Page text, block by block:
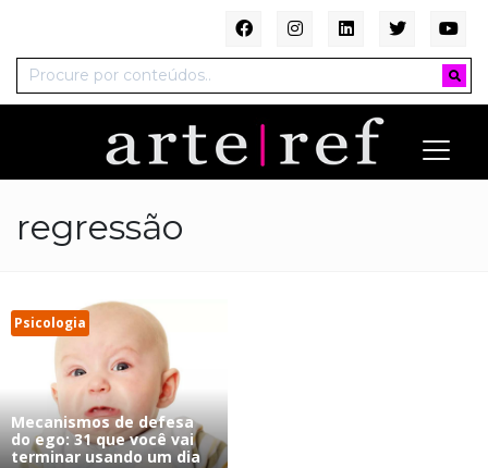
regressão
Psicologia
Mecanismos de defesa
do ego: 31 que você vai
terminar usando um dia